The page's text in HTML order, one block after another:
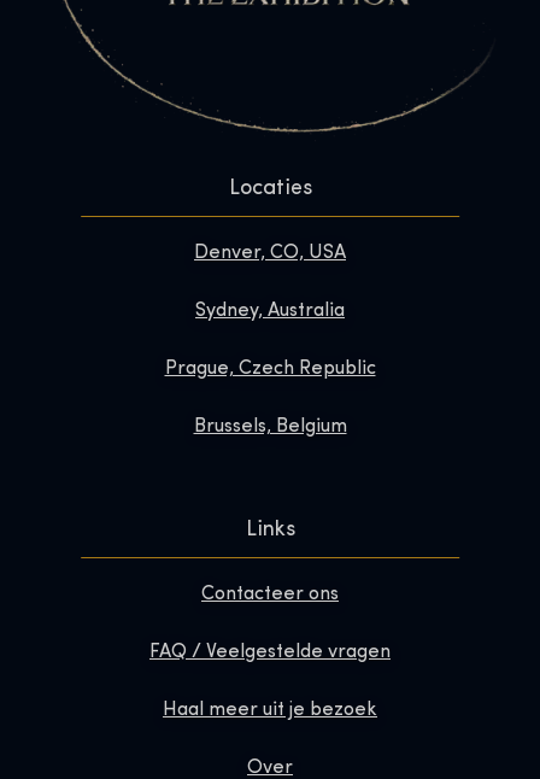
Locaties
Denver, CO, USA
Sydney, Australia
Prague, Czech Republic
Brussels, Belgium
Links
Contacteer ons
FAQ / Veelgestelde vragen
Haal meer uit je bezoek
Over